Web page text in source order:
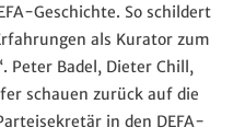
Geschichte. So schildert
als Kurator zum
Peter Badel, Dieter Chill,
schauen zurück auf die
in den DEFA-